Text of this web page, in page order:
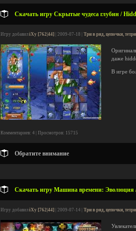
Скачать игру Скрытые чудеса глубин /
Игру добавил iXy [762|44] | 2009-07-18 | Три в ряд, цепочки,
даже
В игре
Комментариев: 4 | Просмотров: 15715
Обратите внимание
Скачать игру Машина времени: Эволюция
Игру добавил iXy [762|44] | 2009-07-14 | Три в ряд, цепочки,